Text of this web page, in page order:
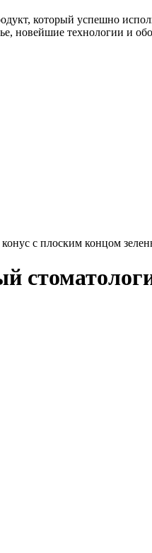
который успешно
новейшие технологии и
с плоским концом